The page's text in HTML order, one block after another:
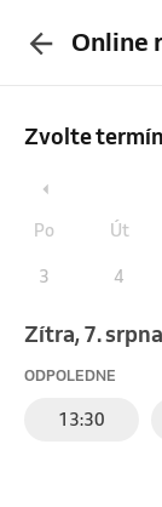
Online
Zvolte termín
Po Út
3 4
Zítra, 7.
ODPOLEDNE
13:30